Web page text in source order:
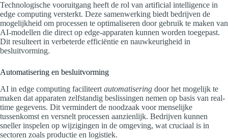
Technologische vooruitgang heeft de rol van artificial intelligence in
edge computing versterkt. Deze samenwerking biedt bedrijven de
mogelijkheid om processen te optimaliseren door gebruik te maken van
AI-modellen die direct op edge-apparaten kunnen worden toegepast.
Dit resulteert in verbeterde efficiëntie en nauwkeurigheid in
besluitvorming.
Automatisering en besluitvorming
AI in edge computing faciliteert automatisering door het mogelijk te
maken dat apparaten zelfstandig beslissingen nemen op basis van real-
time gegevens. Dit vermindert de noodzaak voor menselijke
tussenkomst en versnelt processen aanzienlijk. Bedrijven kunnen
sneller inspelen op wijzigingen in de omgeving, wat cruciaal is in
sectoren zoals productie en logistiek.